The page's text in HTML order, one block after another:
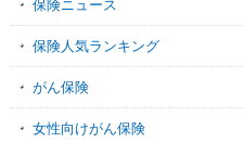
保険ニュース
保険人気ランキング
がん保険
女性向けがん保険